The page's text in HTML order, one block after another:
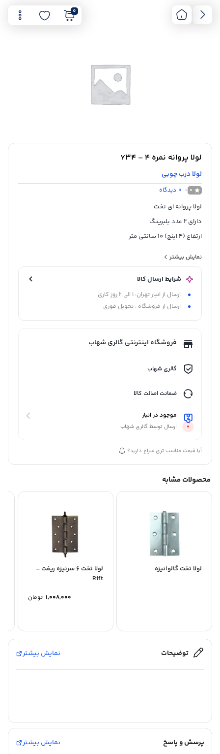
0
لولا پروانه نمره 4 – Y34
لولا درب چوبی
0
0 دیدگاه
لولا پروانه ای تخت
دارای ۲ عدد بلبرینگ
ارتفاع (۴ اینچ) 10 سانتی متر
با کیفیت مناسب
مناسب انواع درب های چوبی با چارچوب ساده (تخت)
نمایش بیشتر
شرایط ارسال کالا
ارسال از انبار تهران: 1 الی 2 روز کاری
ارسال از فروشگاه : تحویل فوری
فروشگاه اینترنتی گالری شهاب
گالری شهاب
ضمانت اصالت کالا
موجود در انبار
ارسال توسط گالری شهاب
آیا قیمت مناسب تری سراغ دارید؟
محصولات مشابه
لولا تخت گالوانیزه
لولا تخت 6 سرنیزه ریفت –
Rift
1,008,000 تومان
توضیحات نمایش بیشتر
پرسش و پاسخ نمایش بیشتر